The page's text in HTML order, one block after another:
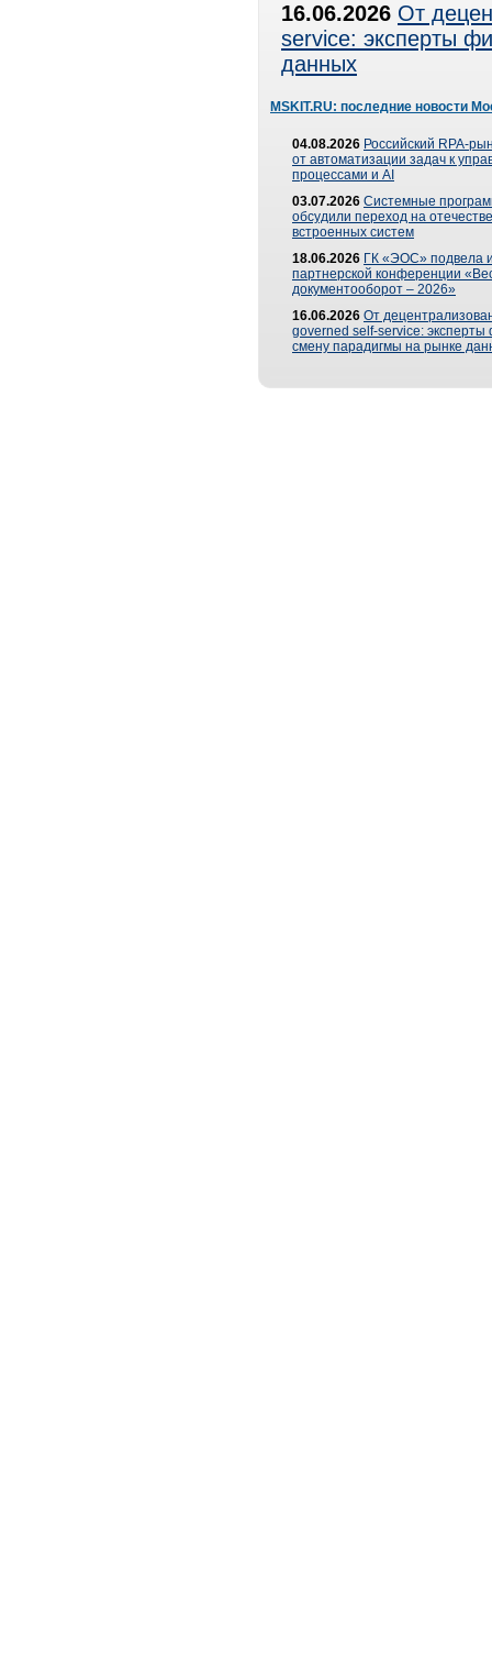
16.06.2026 От
service: эксперты
данных
MSKIT.RU: последние новости
04.08.2026 Российский RPA-
от автоматизации задач к
процессами и AI
03.07.2026 Системные
обсудили переход на
встроенных систем
18.06.2026 ГК «ЭОС» подвела
партнерской конференции
документооборот – 2026»
16.06.2026 От
governed self-service: эксперты
смену парадигмы на рынке